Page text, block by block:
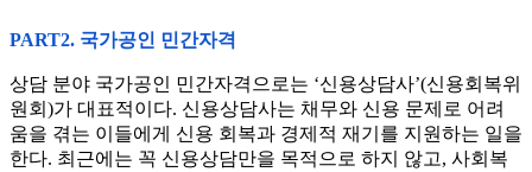
PART2. 국가공인 민간자격
상담 분야 국가공인 민간자격으로는 ‘신용상담사’(신용회복위
원회)가 대표적이다. 신용상담사는 채무와 신용 문제로 어려
움을 겪는 이들에게 신용 회복과 경제적 재기를 지원하는 일을
한다. 최근에는 꼭 신용상담만을 목적으로 하지 않고, 사회복